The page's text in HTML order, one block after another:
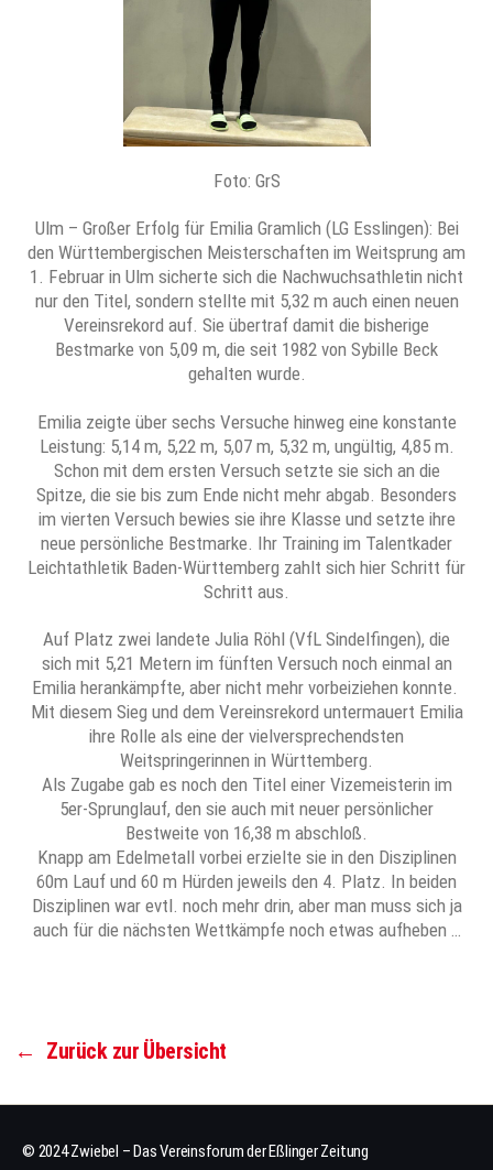
Foto: GrS
Ulm – Großer Erfolg für Emilia Gramlich (LG Esslingen): Bei
den Württembergischen Meisterschaften im Weitsprung am
1. Februar in Ulm sicherte sich die Nachwuchsathletin nicht
nur den Titel, sondern stellte mit 5,32 m auch einen neuen
Vereinsrekord auf. Sie übertraf damit die bisherige
Bestmarke von 5,09 m, die seit 1982 von Sybille Beck
gehalten wurde.
Emilia zeigte über sechs Versuche hinweg eine konstante
Leistung: 5,14 m, 5,22 m, 5,07 m, 5,32 m, ungültig, 4,85 m.
Schon mit dem ersten Versuch setzte sie sich an die
Spitze, die sie bis zum Ende nicht mehr abgab. Besonders
im vierten Versuch bewies sie ihre Klasse und setzte ihre
neue persönliche Bestmarke. Ihr Training im Talentkader
Leichtathletik Baden-Württemberg zahlt sich hier Schritt für
Schritt aus.
Auf Platz zwei landete Julia Röhl (VfL Sindelfingen), die
sich mit 5,21 Metern im fünften Versuch noch einmal an
Emilia herankämpfte, aber nicht mehr vorbeiziehen konnte.
Mit diesem Sieg und dem Vereinsrekord untermauert Emilia
ihre Rolle als eine der vielversprechendsten
Weitspringerinnen in Württemberg.
Als Zugabe gab es noch den Titel einer Vizemeisterin im
5er-Sprunglauf, den sie auch mit neuer persönlicher
Bestweite von 16,38 m abschloß.
Knapp am Edelmetall vorbei erzielte sie in den Disziplinen
60m Lauf und 60 m Hürden jeweils den 4. Platz. In beiden
Disziplinen war evtl. noch mehr drin, aber man muss sich ja
auch für die nächsten Wettkämpfe noch etwas aufheben …
← Zurück zur Übersicht
© 2024 Zwiebel – Das Vereinsforum der Eßlinger Zeitung